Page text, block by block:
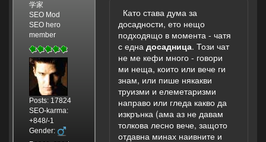
学家
SEO Mod
SEO hero
member
Posts: 17824
SEO-karma:
+848/-1
Gender:
Като става дума за
досадности, ето нещо
подходящо в момента - чатя
с една досадница. Този чат
не ме кефи много - говори
ми неща, които или вече ги
знам, или пише някакви
труизми и елеметаризми
направо или гледа какво да
изкрънка (ама аз не давам
толкова лесно вече, защото
отдавна минах наивните и